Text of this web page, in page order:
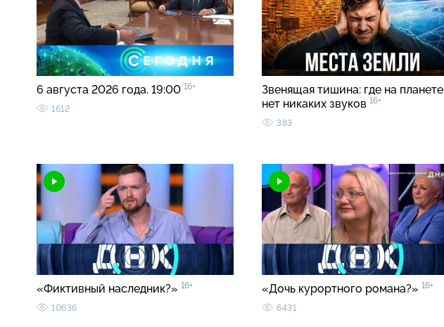
6 августа 2026 года. 19:00 16+
1612
Звенящая тишина: где на планете
нет никаких звуков 16+
383
«Фиктивный наследник?» 16+
10636
«Дочь курортного романа?» 16+
6431